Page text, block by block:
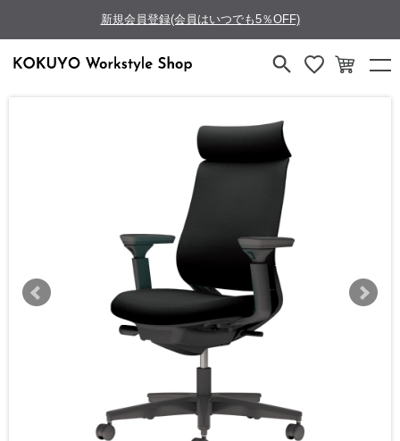
新規会員登録(会員はいつでも5％OFF)